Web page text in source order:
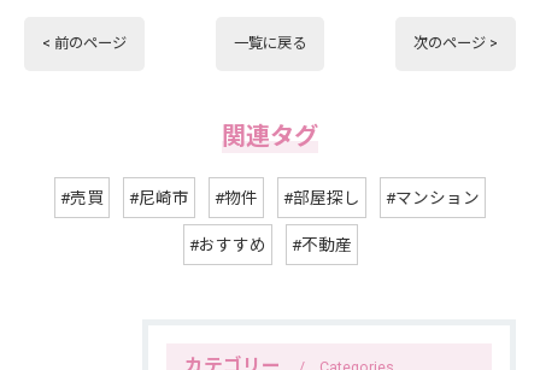
< 前のページ 一覧に戻る 次のページ >
関連タグ
#売買 #尼崎市 #物件 #部屋探し #マンション
#おすすめ #不動産
カテゴリー